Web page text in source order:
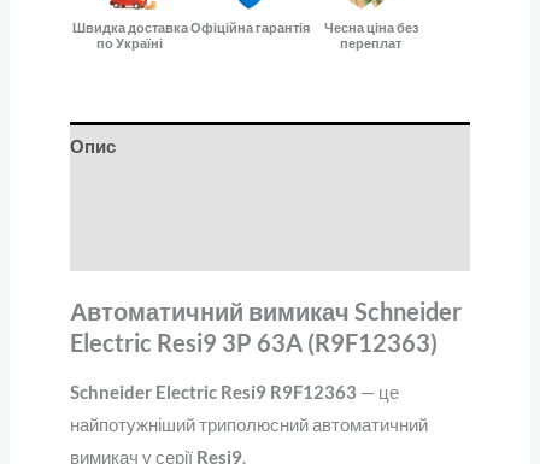
Швидка доставка
по Україні
Офіційна гарантія
Чесна ціна без
переплат
Опис
Автоматичний вимикач Schneider
Electric Resi9 3P 63A (R9F12363)
Schneider Electric Resi9 R9F12363 — це
найпотужніший триполюсний автоматичний
вимикач у серії Resi9.